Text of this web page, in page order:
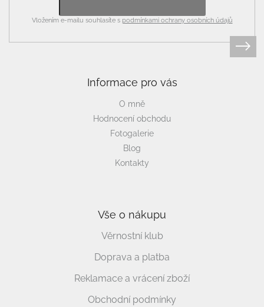
Vložením e-mailu souhlasíte s podmínkami ochrany osobních údajů
Informace pro vás
O mně
Hodnocení obchodu
Fotogalerie
Blog
Kontakty
Vše o nákupu
Věrnostní klub
Doprava a platba
Reklamace a vrácení zboží
Obchodní podmínky